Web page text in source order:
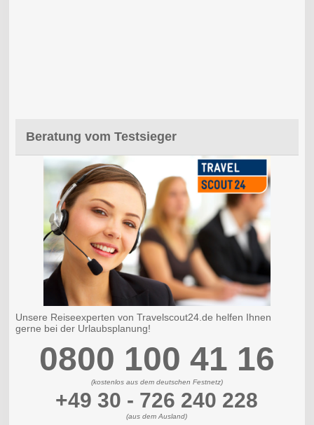
Beratung vom Testsieger
Unsere Reiseexperten von Travelscout24.de helfen Ihnen
gerne bei der Urlaubsplanung!
0800 100 41 16
(kostenlos aus dem deutschen Festnetz)
+49 30 - 726 240 228
(aus dem Ausland)